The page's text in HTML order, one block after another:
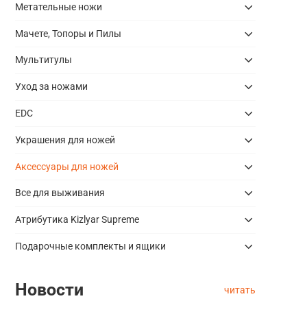
Метательные ножи
Мачете, Топоры и Пилы
Мультитулы
Уход за ножами
EDC
Украшения для ножей
Аксессуары для ножей
Все для выживания
Атрибутика Kizlyar Supreme
Подарочные комплекты и ящики
Новости читать